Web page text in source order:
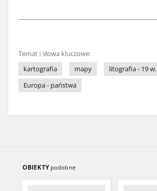
Temat i słowa kluczowe:
kartografia
mapy
litografia - 19 w.
Europa - państwa
OBIEKTY podobne